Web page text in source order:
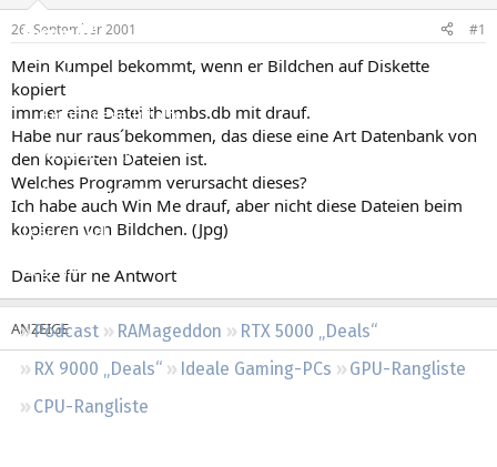
Forum
Aktuelles
Empfohlene Inhalte
Neue Beiträge
Neueste Aktivitäten
Leserartikel
Regeln
Podcast RAMageddon
RTX 5000 „Deals“
RX 9000 „Deals“
Ideale Gaming-PCs
GPU-Rangliste
CPU-Rangliste
e
r
t
a
26. September 2001 #1
Mein Kumpel bekommt, wenn er Bildchen auf Diskette
kopiert
immer eine Datei thumbs.db mit drauf.
Habe nur raus´bekommen, das diese eine Art Datenbank von
den kopierten Dateien ist.
Welches Programm verursacht dieses?
Ich habe auch Win Me drauf, aber nicht diese Dateien beim
kopieren von Bildchen. (Jpg)
Danke für ne Antwort